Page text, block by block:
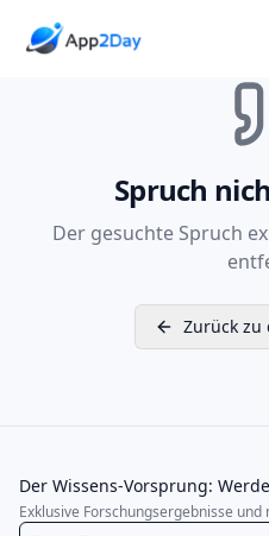
Spruch
Der gesuchte Spruch
Zurück zu
Der Wissens-Vorsprung:
Exklusive Forschungsergebnisse